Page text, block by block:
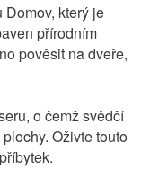
který je
přírodním
pověsit na dveře,
o čemž svědčí
Oživte touto